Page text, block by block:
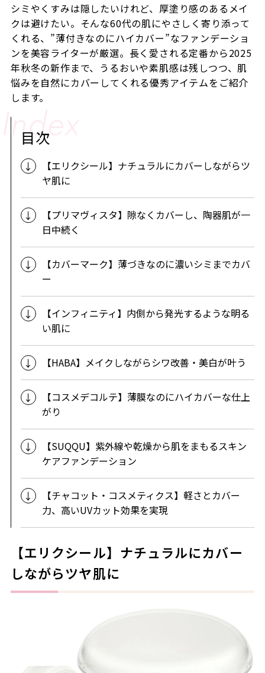
シミやくすみは隠したいけれど、厚塗り感のあるメイ
クは避けたい。そんな60代の肌にやさしく寄り添って
くれる、”薄付きなのにハイカバー”なファンデーショ
ンを美容ライターが厳選。長く愛される定番から2025
年秋冬の新作まで、うるおいや素肌感は残しつつ、肌
悩みを自然にカバーしてくれる優秀アイテムをご紹介
します。
目次
【エリクシール】ナチュラルにカバーしながらツ
ヤ肌に
【プリマヴィスタ】隙なくカバーし、陶器肌が一
日中続く
【カバーマーク】薄づきなのに濃いシミまでカバ
ー
【インフィニティ】内側から発光するような明る
い肌に
【HABA】メイクしながらシワ改善・美白が叶う
【コスメデコルテ】薄膜なのにハイカバーな仕上
がり
【SUQQU】紫外線や乾燥から肌をまもるスキン
ケアファンデーション
【チャコット・コスメティクス】軽さとカバー
力、高いUVカット効果を実現
【エリクシール】ナチュラルにカバー
しながらツヤ肌に